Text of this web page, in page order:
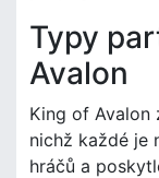
Typy
Avalon
King of Avalon
nichž každé je
hráčů a